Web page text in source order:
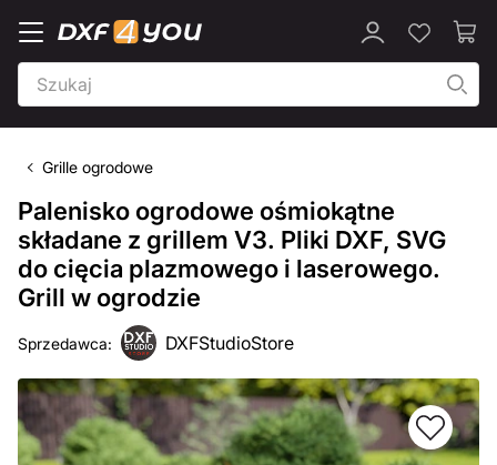
Grille ogrodowe
Palenisko ogrodowe ośmiokątne
składane z grillem V3. Pliki DXF, SVG
do cięcia plazmowego i laserowego.
Grill w ogrodzie
Sprzedawca: DXFStudioStore